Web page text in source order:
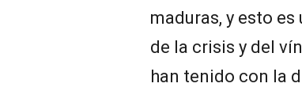
maduras, y esto
de la crisis y del
han tenido con la